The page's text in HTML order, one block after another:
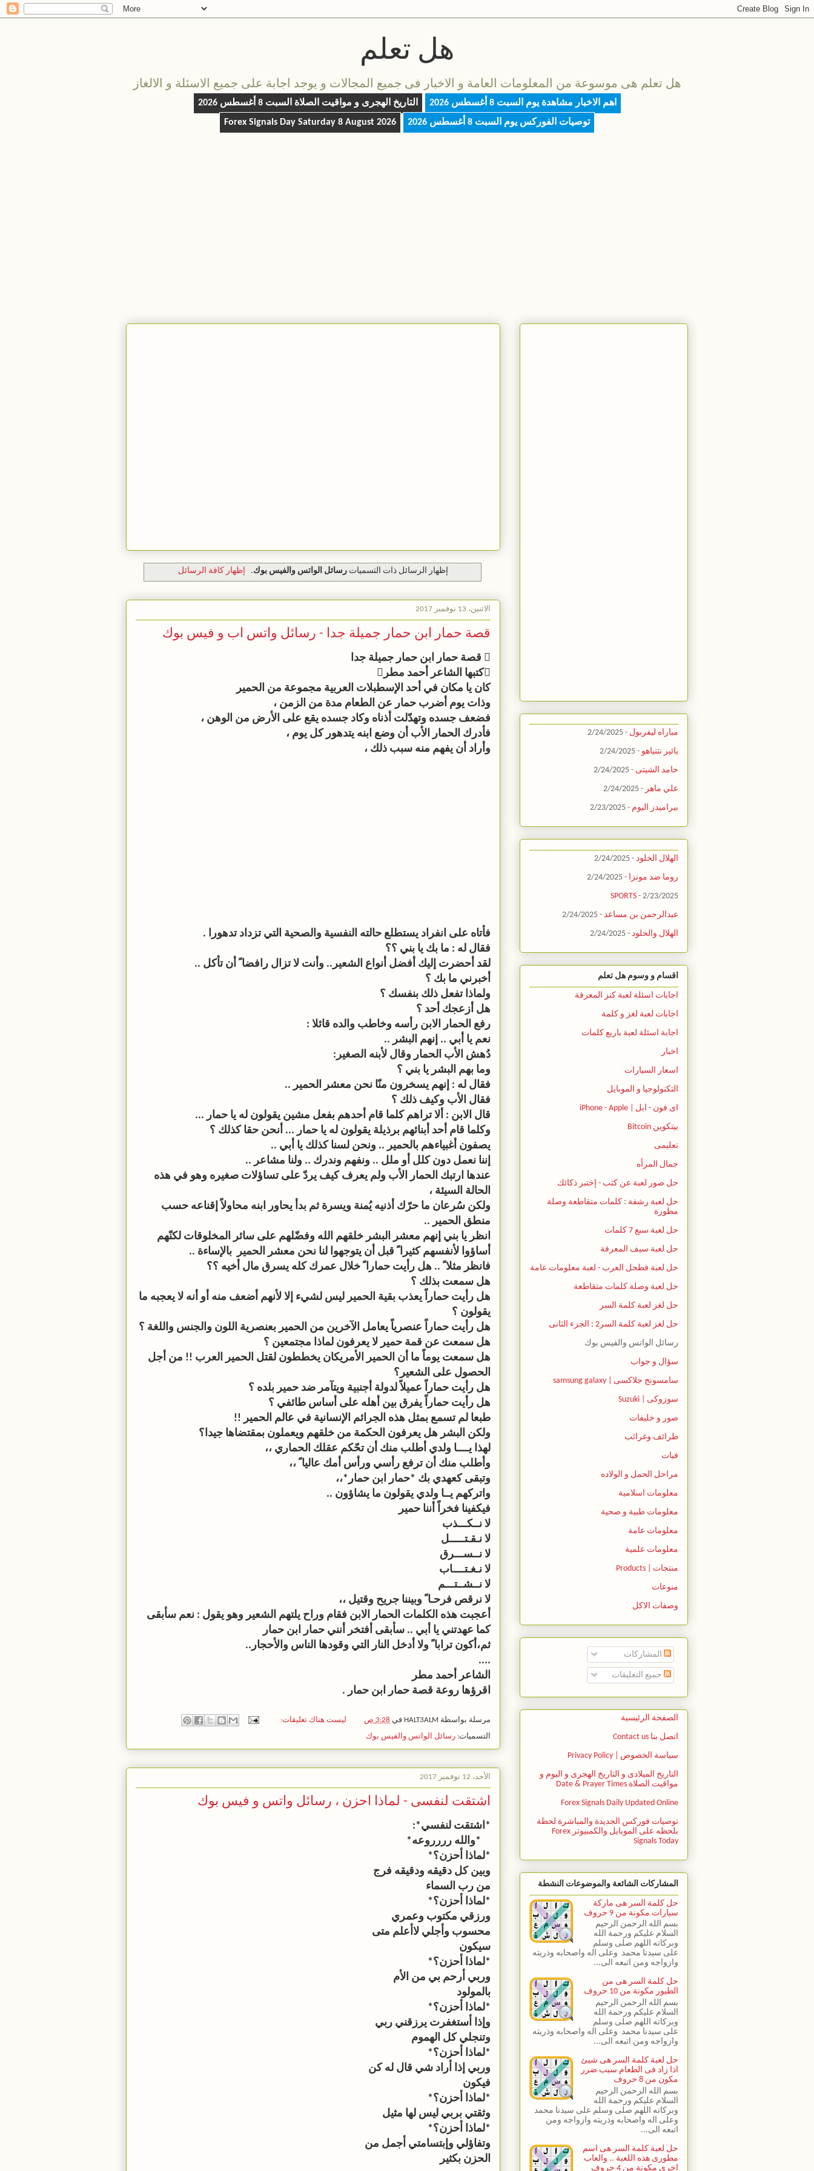
هل تعلم
هل تعلم هى موسوعة من المعلومات العامة و الاخبار فى جميع المجالات و يوجد اجابة على جميع الاسئلة و الالغاز
اهم الاخبار مشاهدة يومالسبت 8 أغسطس 2026 التاريخ الهجرى و مواقيت الصلاةالسبت 8 أغسطس 2026
توصيات الفوركس يوم
السبت 8 أغسطس 2026 Forex Signals Day Saturday 8 August 2026
‏إظهار الرسائل ذات التسمياترسائل الواتس والفيس بوك. إظهار كافة الرسائل
الاثنين، 13 نوفمبر 2017
قصة حمار ابن حمار جميلة جدا - رسائل واتس اب و فيس بوك
 قصة حمار ابن حمار جميلة جدا
كتبها الشاعر أحمد مطر
كان يا مكان في أحد الإسطبلات العربية مجموعة من الحمير
وذات يوم أضرب حمار عن الطعام مدة من الزمن ،
فضعف جسده وتهدّلت أذناه وكاد جسده يقع على الأرض من الوهن ،
فأدرك الحمار الأب أن وضع ابنه يتدهور كل يوم ،
وأراد أن يفهم منه سبب ذلك ،
فأتاه على انفراد يستطلع حالته النفسية والصحية التي تزداد تدهورا .
فقال له : ما بك يا بني ؟؟
لقد أحضرت إليك أفضل أنواع الشعير.. وأنت لا تزال رافضا ً أن تأكل ..
أخبرني ما بك ؟
ولماذا تفعل ذلك بنفسك ؟
هل أزعجك أحد ؟
رفع الحمار الابن رأسه وخاطب والده قائلا :
نعم يا أبي .. إنهم البشر ..
دُهش الأب الحمار وقال لأبنه الصغير:
وما بهم البشر يا بني ؟
فقال له : إنهم يسخرون منّا نحن معشر الحمير ..
فقال الأب وكيف ذلك ؟
قال الابن : ألا تراهم كلما قام أحدهم بفعل مشين يقولون له يا حمار ...
وكلما قام أحد أبنائهم برذيلة يقولون له يا حمار ... أنحن حقا كذلك ؟
يصفون أغبياءهم بالحمير .. ونحن لسنا كذلك يا أبي ..
إننا نعمل دون كلل أو ملل .. ونفهم وندرك .. ولنا مشاعر ..
عندها ارتبك الحمار الأب ولم يعرف كيف يردّ على تساؤلات صغيره وهو في هذه
الحالة السيئة ،
ولكن سُرعان ما حرّك أذنيه يُمنة ويسرة ثم بدأ يحاور ابنه محاولاً إقناعه حسب
منطق الحمير ..
انظر يا بني إنهم معشر البشر خلقهم الله وفضّلهم على سائر المخلوقات لكنّهم
أساؤوا لأنفسهم كثيرا ً قبل أن يتوجهوا لنا نحن معشر الحمير بالإساءة ..
فانظر مثلا ً .. هل رأيت حمارا ً خلال عمرك كله يسرق مال أخيه ؟؟
هل سمعت بذلك ؟
هل رأيت حماراً يعذب بقية الحمير ليس لشيء إلا لأنهم أضعف منه أو أنه لا يعجبه ما
يقولون ؟
هل رأيت حماراً عنصرياً يعامل الآخرين من الحمير بعنصرية اللون والجنس واللغة ؟
هل سمعت عن قمة حمير لا يعرفون لماذا مجتمعين ؟
هل سمعت يوماً ما أن الحمير الأمريكان يخططون لقتل الحمير العرب !! من أجل
الحصول على الشعير؟
هل رأيت حماراً عميلاً لدولة أجنبية ويتآمر ضد حمير بلده ؟
هل رأيت حماراً يفرق بين أهله على أساس طائفي ؟
طبعا لم تسمع بمثل هذه الجرائم الإنسانية في عالم الحمير !!
ولكن البشر هل يعرفون الحكمة من خلقهم ويعملون بمقتضاها جيدا؟
لهذا يــــا ولدي أطلب منك أن تحّكم عقلك الحماري ،،
وأطلب منك أن ترفع رأسي ورأس أمك عاليا ً ،،
وتبقى كعهدي بك *حمار ابن حمار*،،
واتركهم يــا ولدي يقولون ما يشاؤون ..
فيكفينا فخراً أننا حمير
لا نــكـــذب
لا نـقـتـــــل
لا نــســـرق
لا نـغـتــــاب
لا نــشــتـــم
لا نرقص فرحـا ً وبيننا جريح وقتيل ،،
أعجبت هذه الكلمات الحمار الابن فقام وراح يلتهم الشعير وهو يقول : نعم سأبقى
كما عهدتني يا أبي .. سأبقى أفتخر أنني حمار ابن حمار
ثم،أكون ترابا ً ولا أدخل النار التي وقودها الناس والأحجار..
....
الشاعر أحمد مطر
اقرؤها روعة قصة حمار ابن حمار .
مرسلة بواسطة HALT3ALM في 3:28 ص ليست هناك تعليقات:
التسميات: رسائل الواتس والفيس بوك
الأحد، 12 نوفمبر 2017
اشتقت لنفسى - لماذا احزن ، رسائل واتس و فيس بوك
*ﺍﺷﺘﻘﺖ ﻟﻨﻔﺴﻲ*:
*ﻭﺍﻟﻠﻪ ﺭﺭﺭﺭﻭﻋﻪ*
*ﻟﻤﺎﺫﺍ ﺃﺣﺰﻥ؟*
ﻭﺑﻴﻦ ﻛﻞ ﺩﻗﻴﻘﻪ ﻭﺩﻗﻴﻘﻪ ﻓﺮﺝ
ﻣﻦ ﺭﺏ ﺍﻟﺴﻤﺎء
*ﻟﻤﺎﺫﺍ ﺃﺣﺰﻥ؟*
ﻭﺭﺯﻗﻲ ﻣﻜﺘﻮﺏ ﻭﻋﻤﺮﻱ
ﻣﺤﺴﻮﺏ ﻭﺃﺟﻠﻲ ﻻﺃﻋﻠﻢ ﻣﺘﻰ
ﺳﻴﻜﻮﻥ
*ﻟﻤﺎﺫﺍ ﺃﺣﺰﻥ؟*
ﻭﺭﺑﻲ ﺃﺭﺣﻢ ﺑﻲ ﻣﻦ ﺍﻷﻡ
ﺑﺎﻟﻤﻮﻟﻮﺩ
*ﻟﻤﺎﺫﺍ ﺃﺣﺰﻥ؟*
ﻭﺇﺫﺍ ﺃﺳﺘﻐﻔﺮﺕ ﻳﺮﺯﻗﻨﻲ ﺭﺑﻲ
ﻭﺗﻨﺠﻠﻲ ﻛﻞ ﺍﻟﻬﻤﻮﻡ
*ﻟﻤﺎﺫﺍ ﺃﺣﺰﻥ؟*
ﻭﺭﺑﻲ ﺇﺫﺍ ﺃﺭﺍﺩ ﺷﻲ ﻗﺎﻝ ﻟﻪ ﻛﻦ
ﻓﻴﻜﻮﻥ
*ﻟﻤﺎﺫﺍ ﺃﺣﺰﻥ؟*
ﻭﺛﻘﺘﻲ ﺑﺮﺑﻲ ﻟﻴﺲ ﻟﻬﺎ ﻣﺜﻴﻞ
*ﻟﻤﺎﺫﺍ ﺃﺣﺰﻥ؟*
ﻭﺗﻔﺎﺅﻟﻲ ﻭﺇﺑﺘﺴﺎﻣﺘﻲ ﺃﺟﻤﻞ ﻣﻦ
ﺍﻟﺤﺰﻥ ﺑﻜﺜﻴﺮ
مباراه ليفربول - 2/24/2025
يائير نتنياهو - 2/24/2025
حامد الشيتى - 2/24/2025
علي ماهر - 2/24/2025
بيراميدز اليوم - 2/23/2025
الهلال الخلود - 2/24/2025
روما ضد مونزا - 2/24/2025
SPORTS - 2/23/2025
عبدالرحمن بن مساعد - 2/24/2025
الهلال والخلود - 2/24/2025
اقسام و وسوم هل تعلم
اجابات اسئلة لعبة كنز المعرفة
اجابات لعبة لغز و كلمة
اجابة اسئلة لعبة باربع كلمات
اخبار
اسعار السيارات
التكنولوجيا و الموبايل
اى فون - ابل | iPhone - Apple
بيتكوين Bitcoin
تعليمى
جمال المرأه
حل صور لعبة عن كثب - إختبر ذكائك
حل لعبة رشفة : كلمات متقاطعة وصلة
مطورة
حل لعبة سبع 7 كلمات
حل لعبة سيف المعرفة
حل لعبة فطحل العرب - لعبة معلومات عامة
حل لعبة وصلة كلمات متقاطعة
حل لغز لعبة كلمة السر
حل لغز لعبة كلمة السر2 : الجزء الثانى
رسائل الواتس والفيس بوك
سؤال و جواب
سامسونج جلاكسى | samsung galaxy
سوزوكى | Suzuki
صور و خليفات
طرائف وغرائب
فيات
مراحل الحمل و الولاده
معلومات اسلامية
معلومات طبية و صحية
معلومات عامة
معلومات علمية
منتجات | Products
منوعات
وصفات الاكل
المشاركات
جميع التعليقات
الصفحة الرئيسية
اتصل بنا Contact us
سياسة الخصوص | Privacy Policy
التاريخ الميلادى و التاريخ الهجرى و اليوم و
مواقيت الصلاة Date & Prayer Times
Forex Signals Daily Updated Online
توصيات فوركس الجديدة والمباشرة لحظة
بلحظه على الموبايل والكمبيوتر Forex
Signals Today
المشاركات الشائعة والموضوعات النشطة
حل كلمة السر هى ماركة
سيارات مكونة من 9 حروف
بسم الله الرحمن الرحيم
السلام عليكم ورحمة الله
وبركاته اللهم صلى وسلم
على سيدنا محمد وعلى اله واصحابه وذريته
وازواجه ومن اتبعه الى...
حل كلمة السر هى من
الطيور مكونة من 10 حروف
بسم الله الرحمن الرحيم
السلام عليكم ورحمة الله
وبركاته اللهم صلى وسلم
على سيدنا محمد وعلى اله واصحابه وذريته
وازواجه ومن اتبعه الى...
حل لعبة كلمة السر هى شيئ
اذا زاد فى الطعام سبب ضرر
مكون من 8 حروف
بسم الله الرحمن الرحيم
السلام عليكم ورحمة الله
وبركاته اللهم صلى وسلم على سيدنا محمد
وعلى اله واصحابه وذريته وازواجه ومن
اتبعه الى...
حل لعبة كلمة السر هى اسم
مطورى هذه اللعبة .. والعاب
اخرى مكونة من 4 حروف